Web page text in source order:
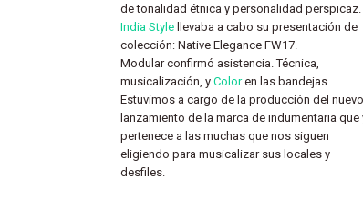
de tonalidad étnica y personalidad perspicaz.
India Style llevaba a cabo su presentación de
colección: Native Elegance FW17.
Modular confirmó asistencia. Técnica,
musicalización, y Coloren las bandejas.
Estuvimos a cargo de la producción del nuevo
lanzamiento de la marca de indumentaria que
pertenece a las muchas que nos siguen
eligiendo para musicalizar sus locales y
desfiles.